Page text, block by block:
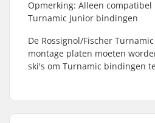
Opmerking: Alleen compatibel
Turnamic Junior bindingen
De Rossignol/Fischer
montage platen moeten
ski's om Turnamic bindingen